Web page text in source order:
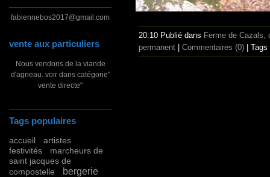
fabiennebos2017@gmail.com
vente aux particuliers
Nous vendons de la viande
d'agneau. voir dans catégorie"
vente directe"
Tags populaires
accueil
artistes
festivités
marcheurs de
saint jacques de
compostelle
bergerie
20:10 Publié dans Ferme de Cazals,
permanent | Commentaires (0) |